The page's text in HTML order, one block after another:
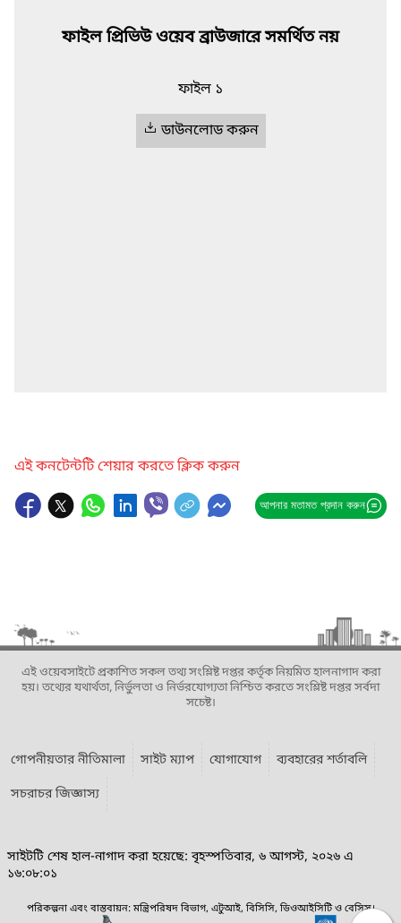
ফাইল প্রিভিউ ওয়েব ব্রাউজারে সমর্থিত নয়
ফাইল ১
ডাউনলোড করুন
এই কনটেন্টটি শেয়ার করতে ক্লিক করুন
আপনার মতামত প্রদান করুন
এই ওয়েবসাইটে প্রকাশিত সকল তথ্য সংশ্লিষ্ট দপ্তর কর্তৃক নিয়মিত হালনাগাদ করা
হয়। তথ্যের যথার্থতা, নির্ভুলতা ও নির্ভরযোগ্যতা নিশ্চিত করতে সংশ্লিষ্ট দপ্তর সর্বদা
সচেষ্ট।
গোপনীয়তার নীতিমালা সাইট ম্যাপ যোগাযোগ
ব্যবহারের শর্তাবলি
সচরাচর জিজ্ঞাস্য
সাইটটি শেষ হাল-নাগাদ করা হয়েছে: বৃহস্পতিবার, ৬ আগস্ট, ২০২৬ এ
১৬:০৮:০১
পরিকল্পনা এবং বাস্তবায়ন: মন্ত্রিপরিষদ বিভাগ, এটুআই, বিসিসি, ডিওআইসিটি ও বেসিস।